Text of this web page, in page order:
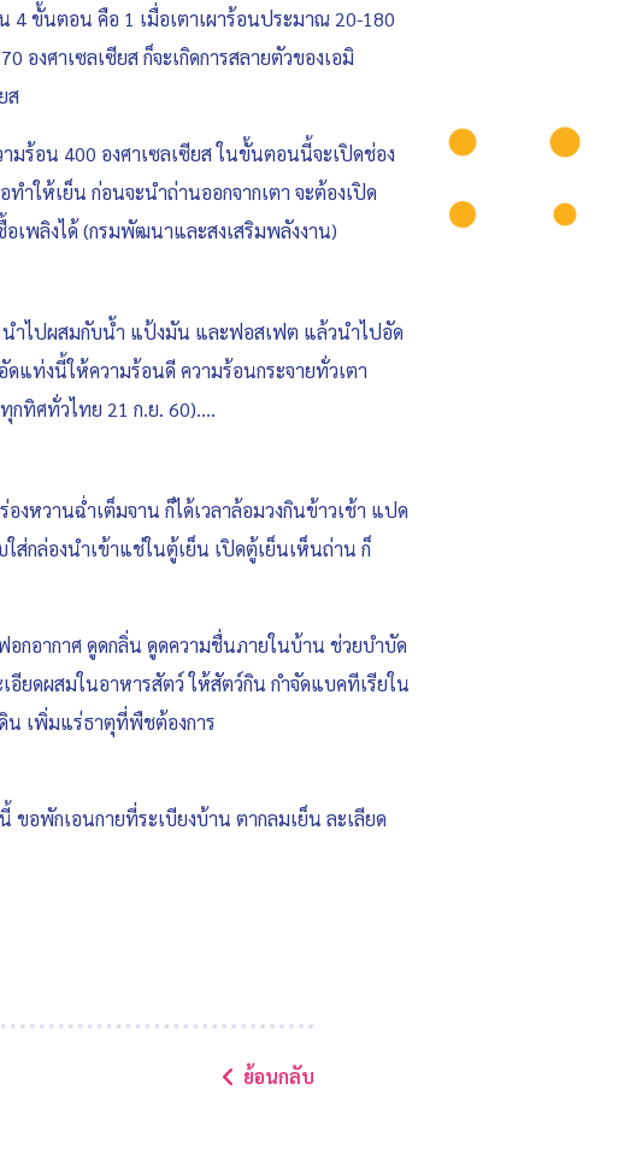
4 ขั้นตอน คือ 1 เมื่อเตาเผาร้อนประมาณ 20-180
องศาเซลเซียส ก็จะเกิดการสลายตัวของเอมิ
ส
มร้อน 400 องศาเซลเซียส ในขั้นตอนนี้จะเปิดช่อง
ำให้เย็น ก่อนจะนำถ่านออกจากเตา จะต้องเปิด
เพลิงได้ (กรมพัฒนาและสงเสริมพลังงาน)
นำไปผสมกับน้ำ แป้งมัน และฟอสเฟต แล้วนำไปอัด
แท่งนี้ให้ความร้อนดี ความร้อนกระจายทั่วเตา
ทิศทั่วไทย 21 ก.ย. 60)….
หวานฉ่ำเต็มจาน ก็ได้เวลาล้อมวงกินข้าวเช้า แปด
ส่กล่องนำเข้าแช่ในตู้เย็น เปิดตู้เย็นเห็นถ่าน ก็
กอากาศ ดูดกลิ่น ดูดความชื่นภายในบ้าน ช่วยบำบัด
ยดผสมในอาหารสัตว์ ให้สัตว์กิน กำจัดแบคทีเรียใน
น เพิ่มแร่ธาตุที่พืชต้องการ
ขอพักเอนกายที่ระเบียงบ้าน ตากลมเย็น ละเลียด
ย้อนกลับ